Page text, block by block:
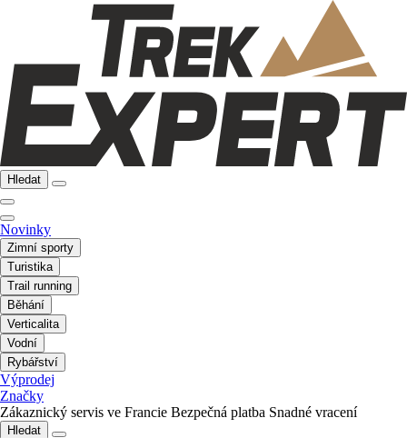
Hledat
Novinky
Zimní sporty
Turistika
Trail running
Běhání
Verticalita
Vodní
Rybářství
Výprodej
Značky
Zákaznický servis ve Francie Bezpečná platba Snadné vracení
Hledat